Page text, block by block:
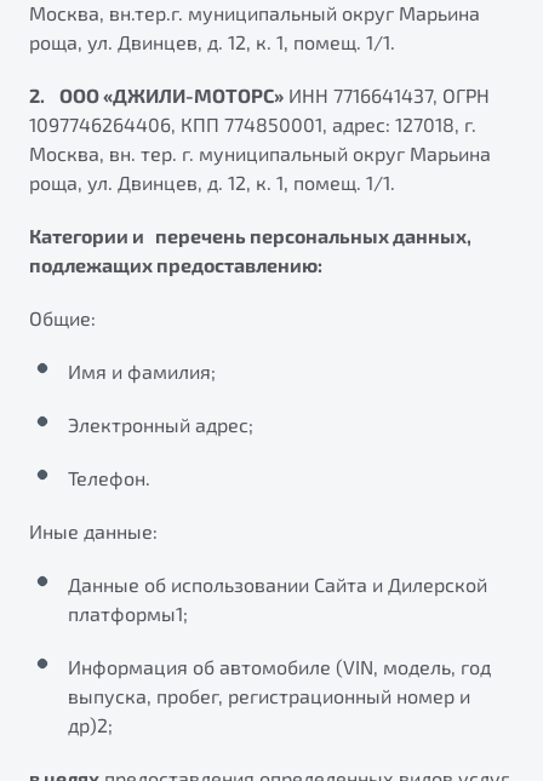
Москва, вн.тер.г. муниципальный округ Марьина
роща, ул. Двинцев, д. 12, к. 1, помещ. 1/1.
2. ООО «ДЖИЛИ-МОТОРС» ИНН 7716641437, ОГРН
1097746264406, КПП 774850001, адрес: 127018, г.
Москва, вн. тер. г. муниципальный округ Марьина
роща, ул. Двинцев, д. 12, к. 1, помещ. 1/1.
Категории и перечень персональных данных,
подлежащих предоставлению:
Общие:
Имя и фамилия;
Электронный адрес;
Телефон.
Иные данные:
Данные об использовании Сайта и Дилерской
платформы1;
Информация об автомобиле (VIN, модель, год
выпуска, пробег, регистрационный номер и
др)2;